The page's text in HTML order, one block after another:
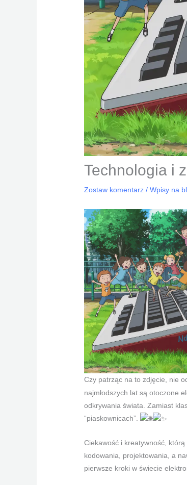
Technologia i
Zostaw komentarz /Wpisy na
Czy patrząc na to zdjęcie, nie
najmłodszych lat są otoczone
odkrywania świata. Zamiast
“piaskownicach”.
Ciekawość i kreatywność,
kodowania, projektowania, a
pierwsze kroki w świecie